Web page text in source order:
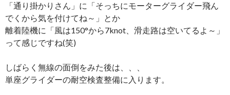
「通り掛かりさん」に「そっちにモーターグライダー飛ん
でくから気を付けてね～」とか
離着陸機に「風は150°から7knot、滑走路は空いてるよ～」
って感じですね(笑)
しばらく無線の面倒をみた後は、、、
単座グライダーの耐空検査整備に入ります。